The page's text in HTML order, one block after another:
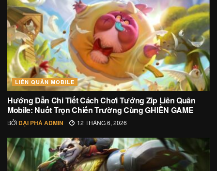
LIÊN QUÂN MOBILE
Hướng Dẫn Chi Tiết Cách Chơi Tướng Zip Liên Quân
Mobile: Nuốt Trọn Chiến Trường Cùng GHIỀN GAME
BỞIĐẠI PHÁ ADMIN 12 THÁNG 6, 2026